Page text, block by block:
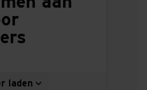
laden